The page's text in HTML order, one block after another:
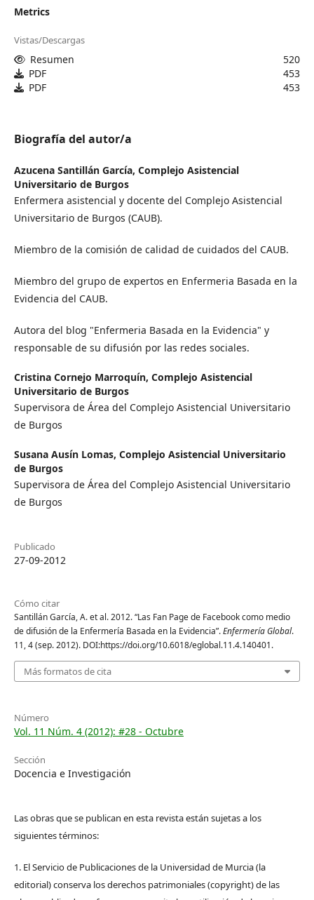
Metrics
Vistas/Descargas
Resumen
520
PDF
453
PDF
453
Biografía del autor/a
Azucena Santillán García, Complejo Asistencial
Universitario de Burgos
Enfermera asistencial y docente del Complejo Asistencial
Universitario de Burgos (CAUB).
Miembro de la comisión de calidad de cuidados del CAUB.
Miembro del grupo de expertos en Enfermeria Basada en la
Evidencia del CAUB.
Autora del blog "Enfermeria Basada en la Evidencia" y
responsable de su difusión por las redes sociales.
Cristina Cornejo Marroquín, Complejo Asistencial
Universitario de Burgos
Supervisora de Área del Complejo Asistencial Universitario
de Burgos
Susana Ausín Lomas, Complejo Asistencial Universitario
de Burgos
Supervisora de Área del Complejo Asistencial Universitario
de Burgos
Publicado
27-09-2012
Cómo citar
Santillán García, A. et al. 2012. “Las Fan Page de Facebook como medio
de difusión de la Enfermería Basada en la Evidencia”.Enfermería Global.
11, 4 (sep. 2012). DOI:https://doi.org/10.6018/eglobal.11.4.140401.
Más formatos de cita
Número
Vol. 11 Núm. 4 (2012): #28 - Octubre
Sección
Docencia e Investigación
Las obras que se publican en esta revista están sujetas a los
siguientes términos:
1. El Servicio de Publicaciones de la Universidad de Murcia (la
editorial) conserva los derechos patrimoniales (copyright) de las